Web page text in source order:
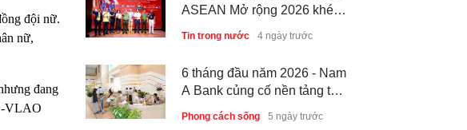
đội nữ.
nữ,
đang
VLAO
ASEAN Mở rộng 2026 khép
lại thành công, thúc đẩy giao
lưu và hợp tác quốc tế
Tin trong nước 4 ngày trước
6 tháng đầu năm 2026 - Nam
A Bank củng cố nền tảng tài
sản và năng lực dự phòng
Phong cách sống 5 ngày trước